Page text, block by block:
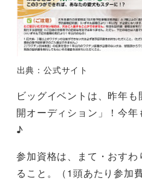
出典：公式サイト
ビッグイベントは、昨年
開オーディション」！今
♪
参加資格は、まて・おす
ること。（1頭あたり参加